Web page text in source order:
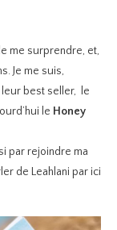
me surprendre, et,
Je me suis,
best seller, le
le Honey
par rejoindre ma
de Leahlani par ici